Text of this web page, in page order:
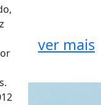
ver mais